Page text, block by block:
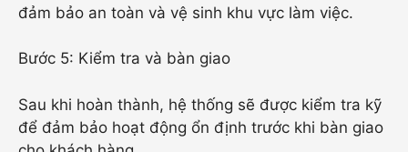
đảm bảo an toàn và vệ sinh khu vực làm việc.
Bước 5: Kiểm tra và bàn giao
Sau khi hoàn thành, hệ thống sẽ được kiểm tra kỹ
để đảm bảo hoạt động ổn định trước khi bàn giao